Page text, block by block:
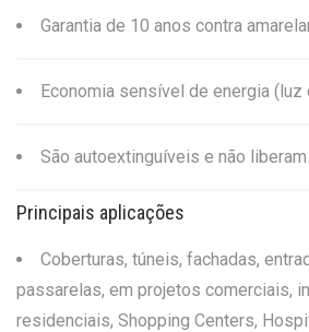
Garantia de 10 anos contra
Economia sensível de energia (luz
São autoextinguíveis e não
Principais aplicações
Coberturas, túneis, fachadas,
passarelas, em projetos comerciais,
residenciais, Shopping Centers,